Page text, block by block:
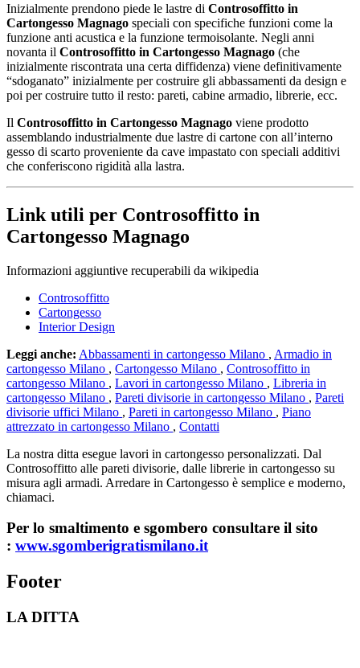
Inizialmente prendono piede le lastre di Controsoffitto in
Cartongesso Magnago speciali con specifiche funzioni come la
funzione anti acustica e la funzione termoisolante. Negli anni
novanta il Controsoffitto in Cartongesso Magnago (che
inizialmente riscontrata una certa diffidenza) viene definitivamente
“sdoganato” inizialmente per costruire gli abbassamenti da design e
poi per costruire tutto il resto: pareti, cabine armadio, librerie, ecc.
Il Controsoffitto in Cartongesso Magnago viene prodotto
assemblando industrialmente due lastre di cartone con all’interno
gesso di scarto proveniente da cave impastato con speciali additivi
che conferiscono rigidità alla lastra.
Link utili per Controsoffitto in
Cartongesso Magnago
Informazioni aggiuntive recuperabili da wikipedia
Controsoffitto
Cartongesso
Interior Design
Leggi anche: Abbassamenti in cartongesso Milano , Armadio in
cartongesso Milano , Cartongesso Milano , Controsoffitto in
cartongesso Milano , Lavori in cartongesso Milano , Libreria in
cartongesso Milano , Pareti divisorie in cartongesso Milano , Pareti
divisorie uffici Milano , Pareti in cartongesso Milano , Piano
attrezzato in cartongesso Milano , Contatti
La nostra ditta esegue lavori in cartongesso personalizzati. Dal
Controsoffitto alle pareti divisorie, dalle librerie in cartongesso su
misura agli armadi. Arredare in Cartongesso è semplice e moderno,
chiamaci.
Per lo smaltimento e sgombero consultare il sito
: www.sgomberigratismilano.it
Footer
LA DITTA